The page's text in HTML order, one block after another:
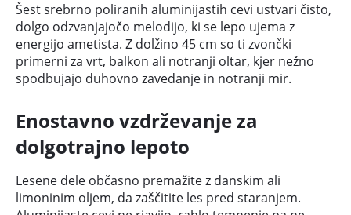
Šest srebrno poliranih aluminijastih cevi ustvari čisto,
dolgo odzvanjajočo melodijo, ki se lepo ujema z
energijo ametista. Z dolžino 45 cm so ti zvončki
primerni za vrt, balkon ali notranji oltar, kjer nežno
spodbujajo duhovno zavedanje in notranji mir.
Enostavno vzdrževanje za
dolgotrajno lepoto
Lesene dele občasno premažite z danskim ali
limoninim oljem, da zaščitite les pred staranjem.